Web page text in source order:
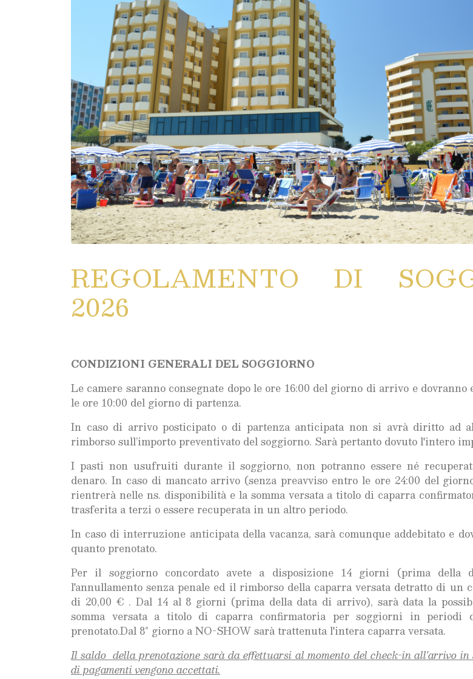
REGOLAMENTO DI
2026
CONDIZIONI GENERALI DEL SOGGIORNO
Le camere saranno consegnate dopo le ore 16:00 del giorno di arrivo e dovranno
le ore 10:00 del giorno di partenza.
In caso di arrivo posticipato o di partenza anticipata non si avrà diritto ad
rimborso sull’importo preventivato del soggiorno. Sarà pertanto dovuto l'intero
I pasti non usufruiti durante il soggiorno, non potranno essere né
denaro. In caso di mancato arrivo (senza preavviso entro le ore 24:00 del
rientrerà nelle ns. disponibilità e la somma versata a titolo di caparra
trasferita a terzi o essere recuperata in un altro periodo.
In caso di interruzione anticipata della vacanza, sarà comunque addebitato e
quanto prenotato.
Per il soggiorno concordato avete a disposizione 14 giorni (prima
l'annullamento senza penale ed il rimborso della caparra versata detratto di un
di 20,00 € . Dal 14 al 8 giorni (prima della data di arrivo), sarà data la
somma versata a titolo di caparra confirmatoria per soggiorni in periodi
prenotato.Dal 8° giorno a NO-SHOW sarà trattenuta l'intera caparra versata.
Il saldo della prenotazione sarà da effettuarsi al momento del check-in all'arrivo
di pagamenti vengono accettati.
OFFERTA:
BAMBINI
GRATIS
...
Offerte ...